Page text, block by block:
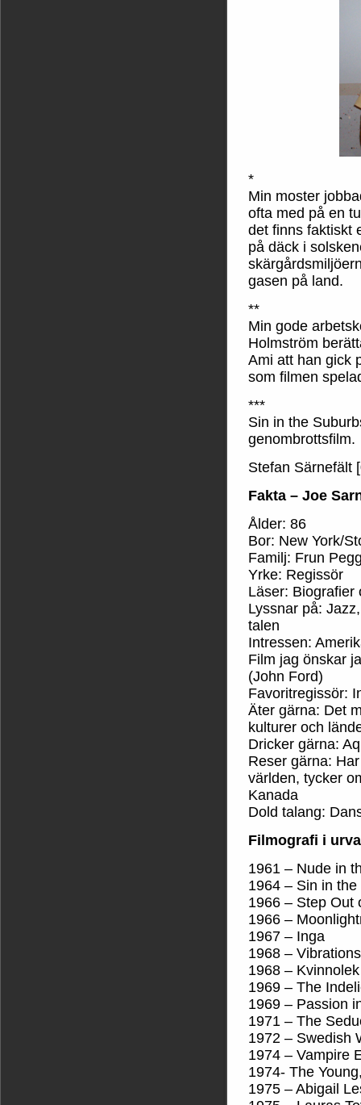
*
Min moster
ofta med på en
det finns faktiskt
på däck i
gasen på land.
**
Min gode
Holmström
Ami att han gick
som filmen
***
Sin in the
genombrottsfilm.
Stefan Särnefält
Fakta – Joe
Ålder: 86
Bor: New York/
Familj: Frun
Yrke: Regissör
Läser: Biografier
Lyssnar på:
talen
Intressen:
Film jag önskar
(John Ford)
Favoritregissör:
Äter gärna: Det
kulturer och
Dricker gärna:
Reser gärna:
världen, tycker
Kanada
Dold talang:
Filmografi i
1961 – Nude in
1964 – Sin in
1966 – Step Out
1966 –
1967 – Inga
1968 – Vibrations
1968 – Kvinnolek
1969 – The
1969 – Passion
1971 – The
1972 – Swedish
1974 – Vampire
1974- The
1975 – Abigail